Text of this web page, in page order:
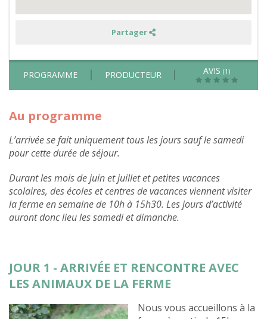
PROGRAMME PRODUCTEUR AVIS (1)
Au programme
L’arrivée se fait uniquement tous les jours sauf le samedi
pour cette durée de séjour.
Durant les mois de juin et juillet et petites vacances
scolaires, des écoles et centres de vacances viennent visiter
la ferme en semaine de 10h à 15h30. Les jours d’activité
auront donc lieu les samedi et dimanche.
JOUR 1 - ARRIVÉE ET RENCONTRE AVEC
LES ANIMAUX DE LA FERME
Nous vous accueillons à la
des
Partager